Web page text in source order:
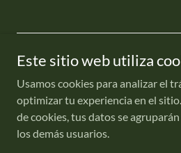
Copyright © 2020 SINDEMEX -
Aviso de
Este sitio web utiliza
Usamos cookies para analizar el
optimizar tu experiencia en el
de cookies, tus datos se
los demás usuarios.